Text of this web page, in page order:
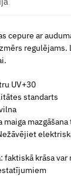
cepure ar
regulējams.
UV+30
standarts
maiga
faktiskā krāsa